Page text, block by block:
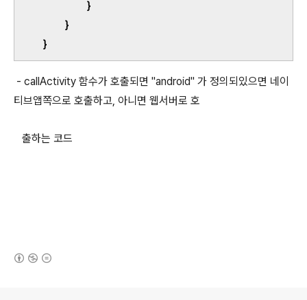
}
}
}
- callActivity 함수가 호출되면 "android" 가 정의되있으면 네이
티브앱쪽으로 호출하고, 아니면 웹서버로 호
출하는 코드